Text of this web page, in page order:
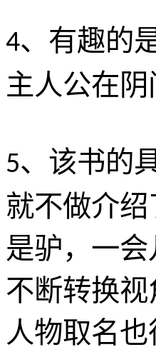
4、有趣的
主人公在
5、该书的
就不做介
是驴，一
不断转换
人物取名